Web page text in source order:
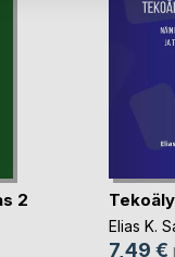
2
Elias K.
7,49 €